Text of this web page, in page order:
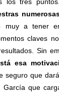
muy a tener
claves
Sin
esa
seguro que
García que